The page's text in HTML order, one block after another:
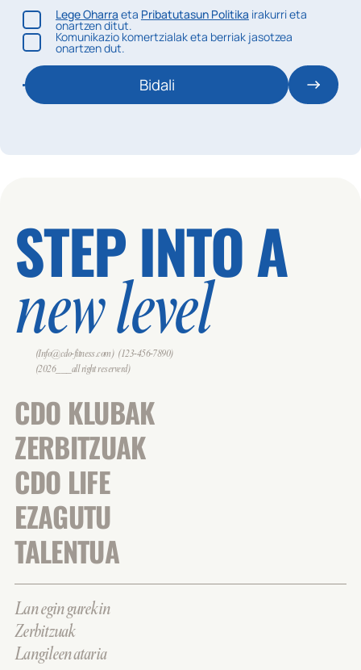
Lege Oharra eta Pribatutasun Politika irakurri eta
onartzen ditut.
Komunikazio komertzialak eta berriak jasotzea
onartzen dut.
Bidali
STEP INTO A
new level
(Info@cdo-fitness.com) (123-456-7890)
(2026___all right reserverd)
CDO KLUBAK
ZERBITZUAK
CDO LIFE
EZAGUTU
TALENTUA
Lan egin gurekin
Zerbitzuak
Langileen ataria